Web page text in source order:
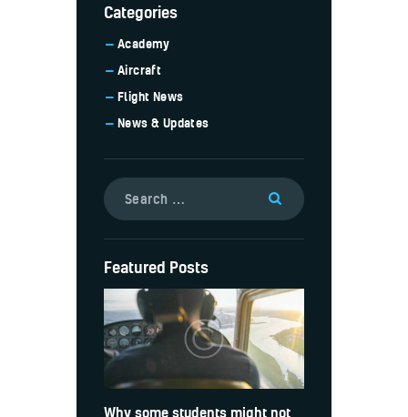
Categories
Academy
Aircraft
Flight News
News & Updates
Featured Posts
Why some students might not